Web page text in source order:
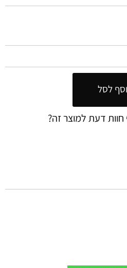
לסל
חוות דעת למוצר זה?